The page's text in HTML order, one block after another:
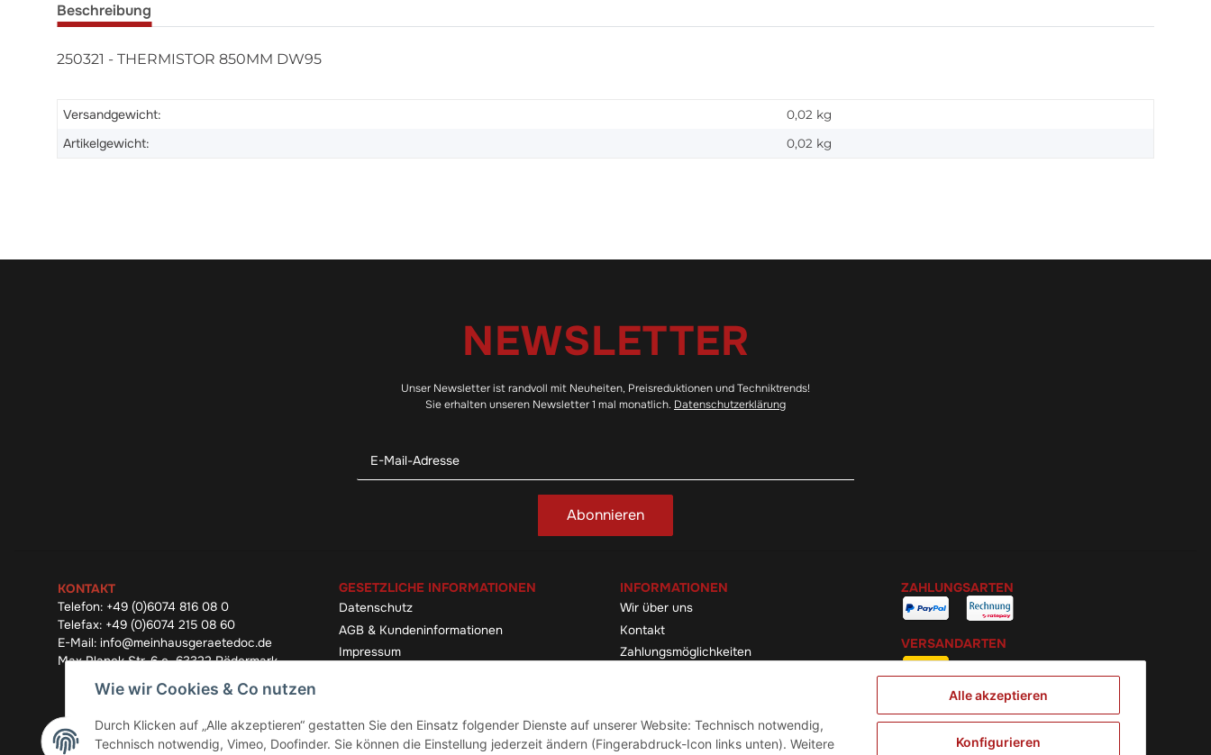
Beschreibung
250321 - THERMISTOR 850MM DW95
Versandgewicht: 0,02 kg
Artikelgewicht: 0,02 kg
NEWSLETTER
Unser Newsletter ist randvoll mit Neuheiten, Preisreduktionen und Techniktrends!
Sie erhalten unseren Newsletter 1 mal monatlich. Datenschutzerklärung
Abonnieren
KONTAKT
Telefon: +49 (0)6074 816 08 0
Telefax: +49 (0)6074 215 08 60
E-Mail: info@meinhausgeraetedoc.de
Max Planck Str. 6 c, 63322 Rödermark
GESETZLICHE INFORMATIONEN
Datenschutz
AGB & Kundeninformationen
Impressum
INFORMATIONEN
Wir über uns
Kontakt
Zahlungsmöglichkeiten
ZAHLUNGSARTEN
VERSANDARTEN
Vertrag widerrufen
Wie wir Cookies & Co nutzen
Durch Klicken auf „Alle akzeptieren“ gestatten Sie den Einsatz folgender Dienste auf unserer Website: Technisch notwendig,
Technisch notwendig, Vimeo, Doofinder. Sie können die Einstellung jederzeit ändern (Fingerabdruck-Icon links unten). Weitere
Alle akzeptieren
Konfigurieren